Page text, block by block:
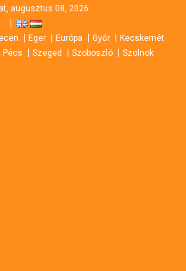
augusztus 08, 2026
Eger Európa Győr
Kecskemét
Pécs Szeged Szoboszló Szolnok